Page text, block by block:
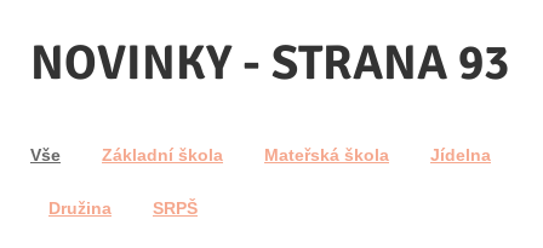
NOVINKY - STRANA 93
Vše Základní škola Mateřská škola Jídelna
Družina SRPŠ